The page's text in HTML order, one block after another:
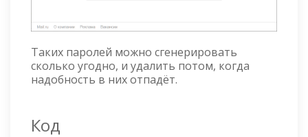
Таких паролей можно сгенерировать
сколько угодно, и удалить потом, когда
надобность в них отпадёт.
Код